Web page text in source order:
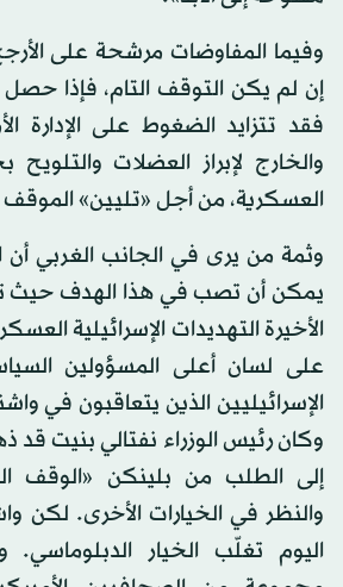
وفيما المفاوضات مرشحة على
إن لم يكن التوقف التام، فإذا
فقد تتزايد الضغوط على الإدارة
والخارج لإبراز العضلات والتلويح
العسكرية، من أجل «تليين» الموقف
وثمة من يرى في الجانب الغربي أن
يمكن أن تصب في هذا الهدف حيث
الأخيرة التهديدات الإسرائيلية
على لسان أعلى المسؤولين
الإسرائيليين الذين يتعاقبون في
وكان رئيس الوزراء نفتالي بنيت قد
إلى الطلب من بلينكن «الوقف
والنظر في الخيارات الأخرى. لكن
اليوم تغلّب الخيار الدبلوماسي.